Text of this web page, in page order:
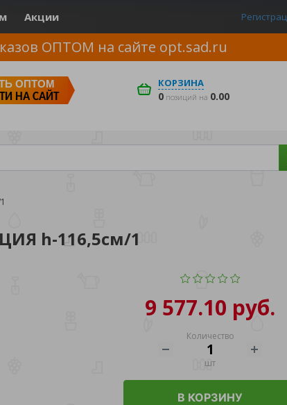
Акции
ОПТОМ на сайте opt.sad.ru
ОПТОМ
НА САЙТ
КОРЗИНА
0 позиций на 0.00
h-116,5см/1
9 577.10 руб.
Количество
шт
В КОРЗИНУ